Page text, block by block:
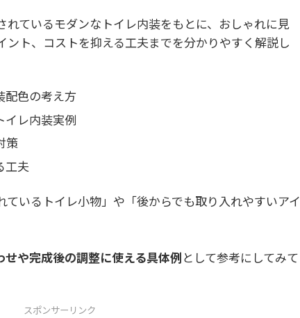
れているモダンなトイレ内装をもとに、おしゃれに見
ト、コストを抑える工夫までを分かりやすく解説し
配色の考え方
イレ内装実例
策
工夫
いるトイレ小物」や「後からでも取り入れやすいアイ
せや完成後の調整に使える具体例として参考にしてみて
スポンサーリンク